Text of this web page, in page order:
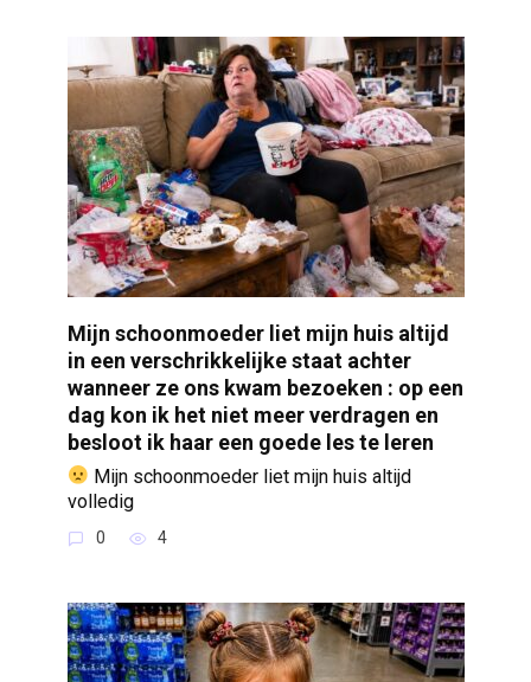
Mijn schoonmoeder liet mijn huis altijd
in een verschrikkelijke staat achter
wanneer ze ons kwam bezoeken : op een
dag kon ik het niet meer verdragen en
besloot ik haar een goede les te leren
Mijn schoonmoeder liet mijn huis altijd
volledig
0 4